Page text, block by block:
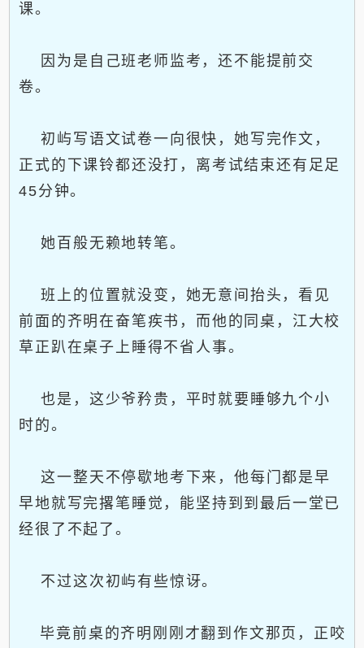
课。
因为是自己班老师监考，还不能提前交
卷。
初屿写语文试卷一向很快，她写完作文，
正式的下课铃都还没打，离考试结束还有足足
45分钟。
她百般无赖地转笔。
班上的位置就没变，她无意间抬头，看见
前面的齐明在奋笔疾书，而他的同桌，江大校
草正趴在桌子上睡得不省人事。
也是，这少爷矜贵，平时就要睡够九个小
时的。
这一整天不停歇地考下来，他每门都是早
早地就写完撂笔睡觉，能坚持到到最后一堂已
经很了不起了。
不过这次初屿有些惊讶。
毕竟前桌的齐明刚刚才翻到作文那页，正咬